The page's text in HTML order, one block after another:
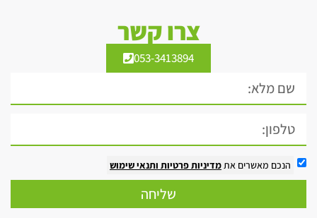
צרו קשר
053-3413894
הנכם מאשרים אתמדיניות פרטיות ותנאי שימוש
שליחה